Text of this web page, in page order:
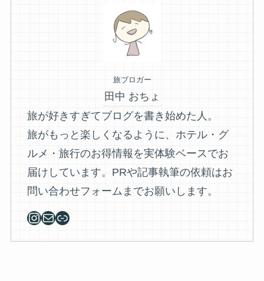
旅ブロガー
田中 おちょ
旅が好きすぎてブログを書き始めた人。
旅がもっと楽しくなるように、ホテル・グ
ルメ・旅行のお得情報を実体験ベースでお
届けしています。PRや記事執筆の依頼はお
問い合わせフォームまでお願いします。
Instagram
メールリンク